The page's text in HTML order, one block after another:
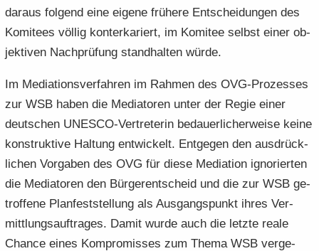
dar­aus fol­gend eine ei­ge­ne frü­he­re Ent­schei­dun­gen des
Ko­mi­tees völ­lig kon­ter­ka­riert, im Ko­mi­tee selbst einer ob­
jek­ti­ven Nach­prü­fung stand­hal­ten würde.
Im Me­dia­ti­ons­ver­fah­ren im Rah­men des OVG-​Prozesses
zur WSB haben die Me­dia­to­ren unter der Regie einer
deut­schen UNESCO-​Vertreterin be­dau­er­li­cher­wei­se keine
kon­struk­ti­ve Hal­tung ent­wi­ckelt. Ent­ge­gen den aus­drück­
li­chen Vor­ga­ben des OVG für diese Me­dia­ti­on igno­rier­ten
die Me­dia­to­ren den Bür­ger­ent­scheid und die zur WSB ge­
trof­fe­ne Plan­fest­stel­lung als Aus­gangs­punkt ihres Ver­
mitt­lungs­auf­tra­ges. Damit wurde auch die letz­te reale
Chan­ce eines Kom­pro­mis­ses zum Thema WSB ver­ge­